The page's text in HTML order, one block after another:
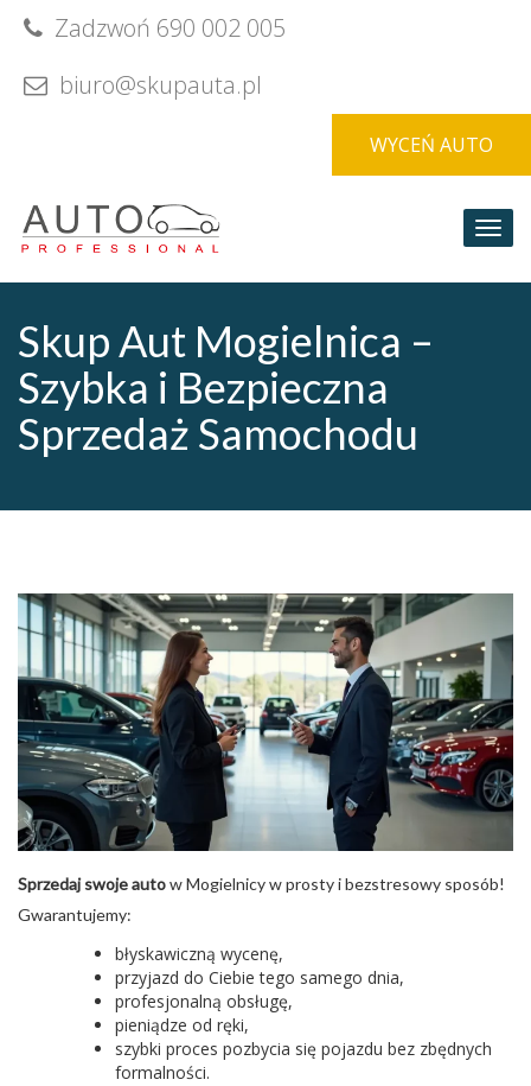
Zadzwoń 690 002 005
biuro@skupauta.pl
WYCEŃ AUTO
Skup Aut Mogielnica –
Szybka i Bezpieczna
Sprzedaż Samochodu
Sprzedaj swoje autow Mogielnicy w prosty i bezstresowy sposób!
Gwarantujemy:
błyskawiczną wycenę,
przyjazd do Ciebie tego samego dnia,
profesjonalną obsługę,
pieniądze od ręki,
szybki proces pozbycia się pojazdu bez zbędnych
formalności.